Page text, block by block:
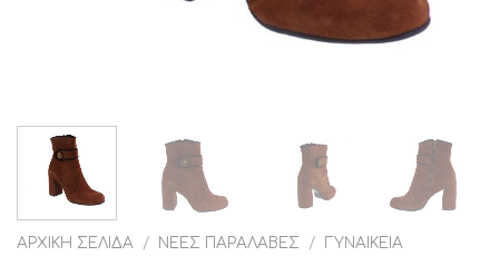
ΑΡΧΙΚΉ ΣΕΛΊΔΑ / ΝΈΕΣ ΠΑΡΑΛΑΒΈΣ /
ΓΥΝΑΙΚΕΊΑ